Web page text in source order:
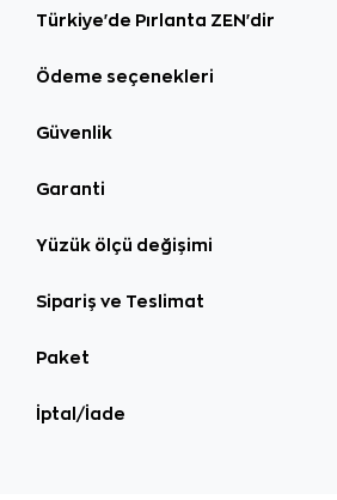
Türkiye'de Pırlanta ZEN'dir
Ödeme seçenekleri
Güvenlik
Garanti
Yüzük ölçü değişimi
Sipariş ve Teslimat
Paket
İptal/İade